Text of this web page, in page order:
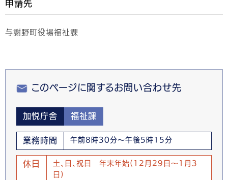
申請先
与謝野町役場福祉課
このページに関するお問い合わせ先
加悦庁舎 福祉課
業務時間 午前8時30分～午後5時15分
休日
土、日、祝日 年末年始(12月29日～1月3
日)